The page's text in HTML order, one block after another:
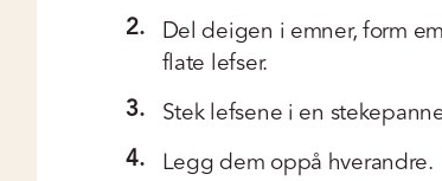
2. Del deigen i emner, form
flate lefser.
3. Stek lefsene i en
4. Legg dem oppå hverandre.